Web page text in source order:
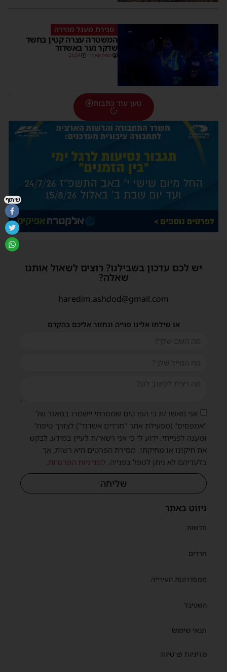
סגירת מעגל מהירה
המשטרה עצרה קטין בחשד
שדקר נער באשדוד
משה קאהן 21:59
טען עוד כתבות
ניווט באתר
חדשות
חרדים
ממסדרונות העירייה
השטיבל
תנאי שימוש
מדיניות פרטיות
יש לכם עדכון בשבילנו? רוצים לשאול אותנו
שאלה?
haredim.ashdod@gmail.com
או שילחו אלינו פנייה ונחזור אליכם בהקדם
אני מאשר/ת כי הפרטים שמסרתי יישמרו במאגר של
"אמפסיס" (מפעילת אתר "חרדים אשדוד") לצורך טיפול
ומענה לפנייתי. ידוע לי כי אני רשאי/ת לעיין במידע, לבקש
את תיקונו או מחיקתו. מסירת הפרטים היא רשות, אך
בלעדיהם לא ניתן לטפל בפנייה. למדיניות הפרטיות
שליחה
שיתוף